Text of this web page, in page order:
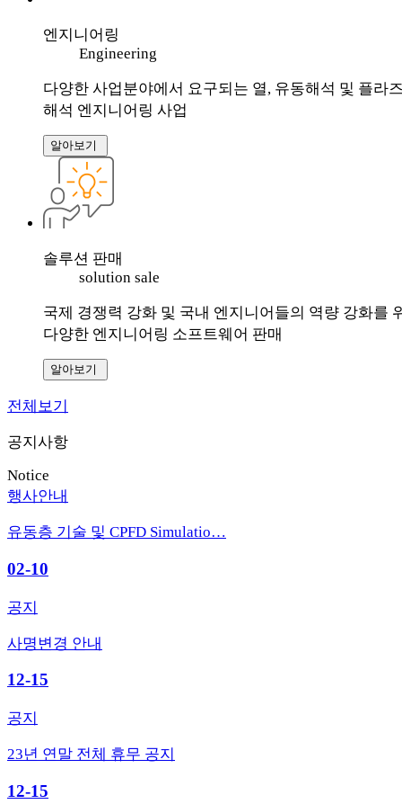
엔지니어링
Engineering
다양한 사업분야에서 요구되는 열, 유동해석 및 플라
해석 엔지니어링 사업
알아보기
솔루션 판매
solution sale
국제 경쟁력 강화 및 국내 엔지니어들의 역량 강화를
다양한 엔지니어링 소프트웨어 판매
알아보기
전체보기
공지사항
Notice
행사안내
유동층 기술 및 CPFD Simulatio…
02-10
공지
사명변경 안내
12-15
공지
23년 연말 전체 휴무 공지
12-15